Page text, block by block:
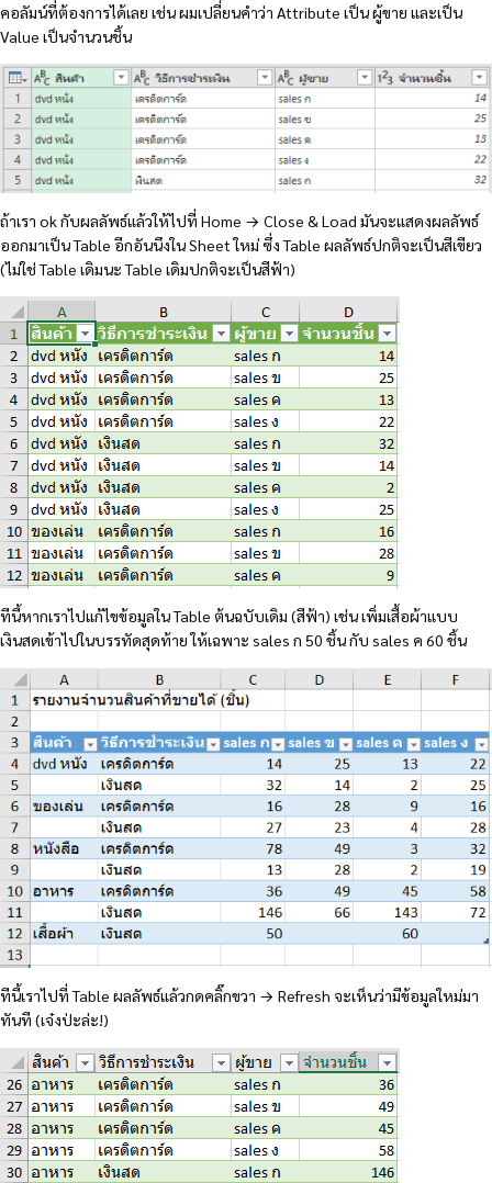
คอลัมน์ที่ต้องการได้เลย เช่น ผมเปลี่ยนคำว่า Attribute เป็น ผู้ขาย และเป็น
Value เป็นจำนวนชิ้น
ถ้าเรา ok กับผลลัพธ์แล้วให้ไปที่ Home → Close & Load มันจะแสดงผลลัพธ์
ออกมาเป็น Table อีกอันนึงใน Sheet ใหม่ ซึ่ง Table ผลลัพธ์ปกติจะเป็นสีเขียว
(ไม่ใช่ Table เดิมนะ Table เดิมปกติจะเป็นสีฟ้า)
ทีนี้หากเราไปแก้ไขข้อมูลใน Table ต้นฉบับเดิม (สีฟ้า) เช่น เพิ่มเสื้อผ้าแบบ
เงินสดเข้าไปในบรรทัดสุดท้าย ให้เฉพาะ sales ก 50 ชิ้น กับ sales ค 60 ชิ้น
ทีนี้เราไปที่ Table ผลลัพธ์แล้วกดคลิ๊กขวา → Refresh จะเห็นว่ามีข้อมูลใหม่มา
ทันที (เจ๋งป่ะล่ะ!)